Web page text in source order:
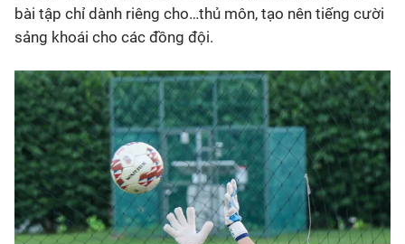
bài tập chỉ dành riêng cho…thủ môn, tạo nên tiếng cười
sảng khoái cho các đồng đội.